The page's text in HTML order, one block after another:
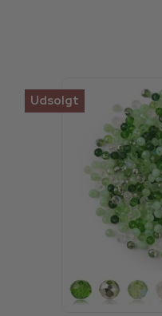
Udsolgt